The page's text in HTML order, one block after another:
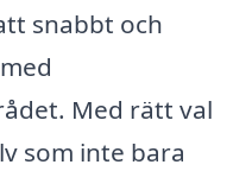
snabbt och
Med rätt val
som inte bara